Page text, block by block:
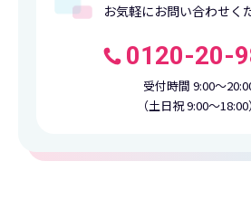
お気軽にお問い合わせく
0120-20-
受付時間 9:00〜
（土日祝 9:00〜18:00）